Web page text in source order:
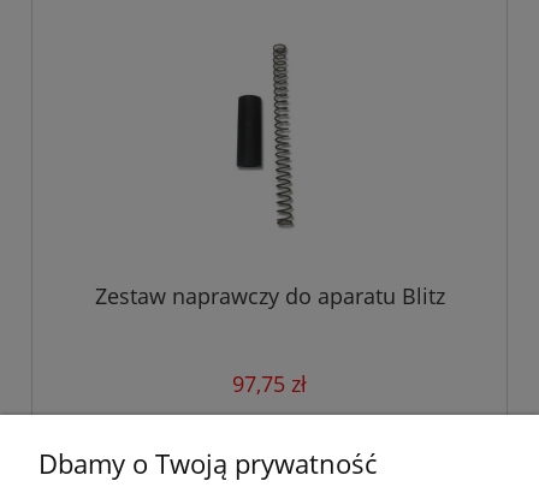
Zestaw naprawczy do aparatu Blitz
97,75 zł
do koszyka
Dbamy o Twoją prywatność